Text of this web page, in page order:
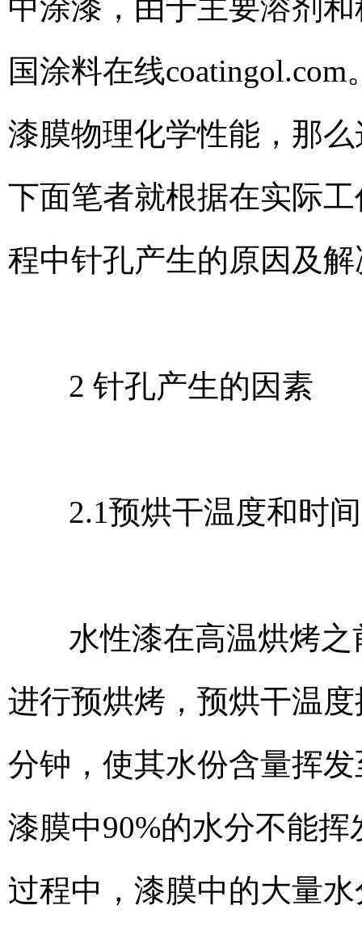
中涂漆，由于主要溶剂
国涂料在线coatingol.com
漆膜物理化学性能，那
下面笔者就根据在实际
程中针孔产生的原因及
2 针孔产生的因素
2.1预烘干温度和时
水性漆在高温烘烤之
进行预烘烤，预烘干温
分钟，使其水份含量挥
漆膜中90%的水分不能
过程中，漆膜中的大量